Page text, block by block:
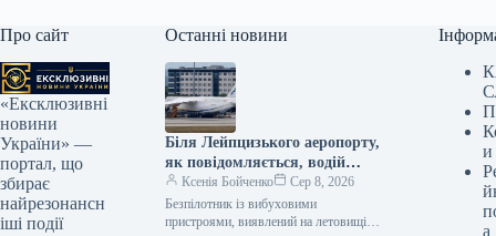
Про сайт
«Ексклюзивні
новини
України» —
портал, що
збирає
найрезонансн
іші події
Останні новини
Біля Лейпцизького аеропорту,
як повідомляється, водій
автобуса міг би знешкодити
дрон, заявили у Бундестазі.
Ксенія Бойченко
Сер 8, 2026
Безпілотник із вибуховими
пристроями, виявлений на летовищі
и
а